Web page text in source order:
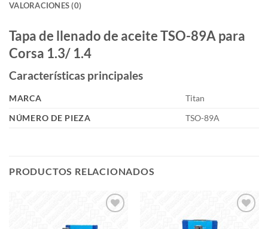
VALORACIONES (0)
Tapa de llenado de aceite TSO-89A para
Corsa 1.3/ 1.4
Características principales
MARCA
Titan
NÚMERO DE PIEZA
TSO-89A
PRODUCTOS RELACIONADOS